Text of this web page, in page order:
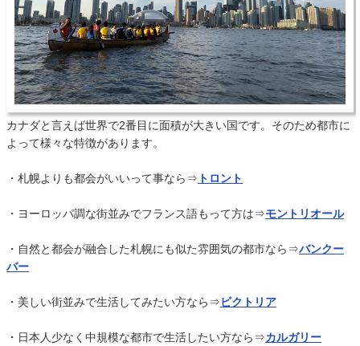
カナダと言えば世界で2番目に面積が大きい国です。そのため都市に
よって様々な特徴があります。
・札幌よりも都会がいいって事なら⇒ トロント
・ヨーロッパ調な街並みでフランス語もって方は⇒モントリオール
・自然と都会が融合した札幌にも似た雰囲気の都市なら⇒バンクー
バー
・美しい街並みで生活してみたい方なら⇒ビクトリア
・日本人少なく中規模な都市で生活したい方なら⇒カルガリー